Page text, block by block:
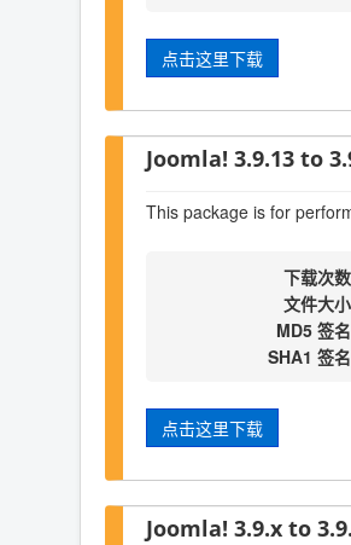
点击这里下载
Joomla! 3.9.13 to
This package is for
下载次数
文件大小
MD5 签名
SHA1 签名
点击这里下载
Joomla! 3.9.x to